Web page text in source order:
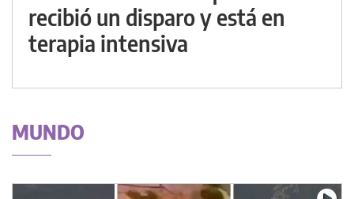
recibió un disparo y está en
terapia intensiva
MUNDO